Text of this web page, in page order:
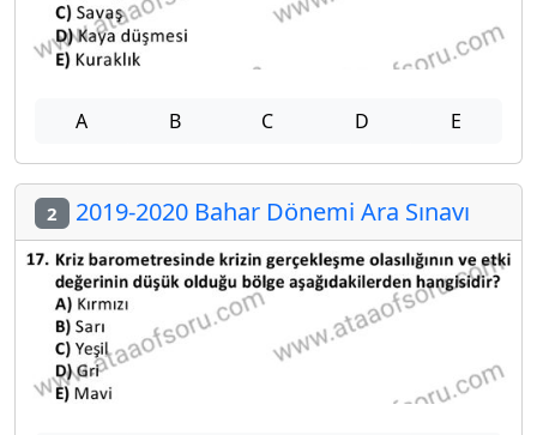
A B C D E
2 2019-2020 Bahar Dönemi Ara Sınavı